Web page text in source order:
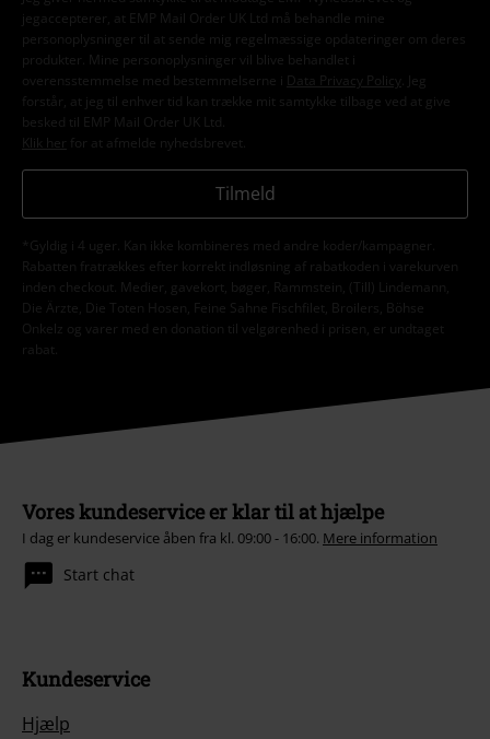
jegaccepterer, at EMP Mail Order UK Ltd må behandle mine
personoplysninger til at sende mig regelmæssige opdateringer om deres
produkter. Mine personoplysninger vil blive behandlet i
overensstemmelse med bestemmelserne i
Data Privacy Policy
. Jeg
forstår, at jeg til enhver tid kan trække mit samtykke tilbage ved at give
besked til EMP Mail Order UK Ltd.
Klik her
for at afmelde nyhedsbrevet.
Tilmeld
*Gyldig i 4 uger. Kan ikke kombineres med andre koder/kampagner.
Rabatten fratrækkes efter korrekt indløsning af rabatkoden i varekurven
inden checkout. Medier, gavekort, bøger, Rammstein, (Till) Lindemann,
Die Ärzte, Die Toten Hosen, Feine Sahne Fischfilet, Broilers, Böhse
Onkelz og varer med en donation til velgørenhed i prisen, er undtaget
rabat.
Vores kundeservice er klar til at hjælpe
I dag er kundeservice åben fra kl. 09:00 - 16:00. Mere information
Start chat
Kundeservice
Hjælp